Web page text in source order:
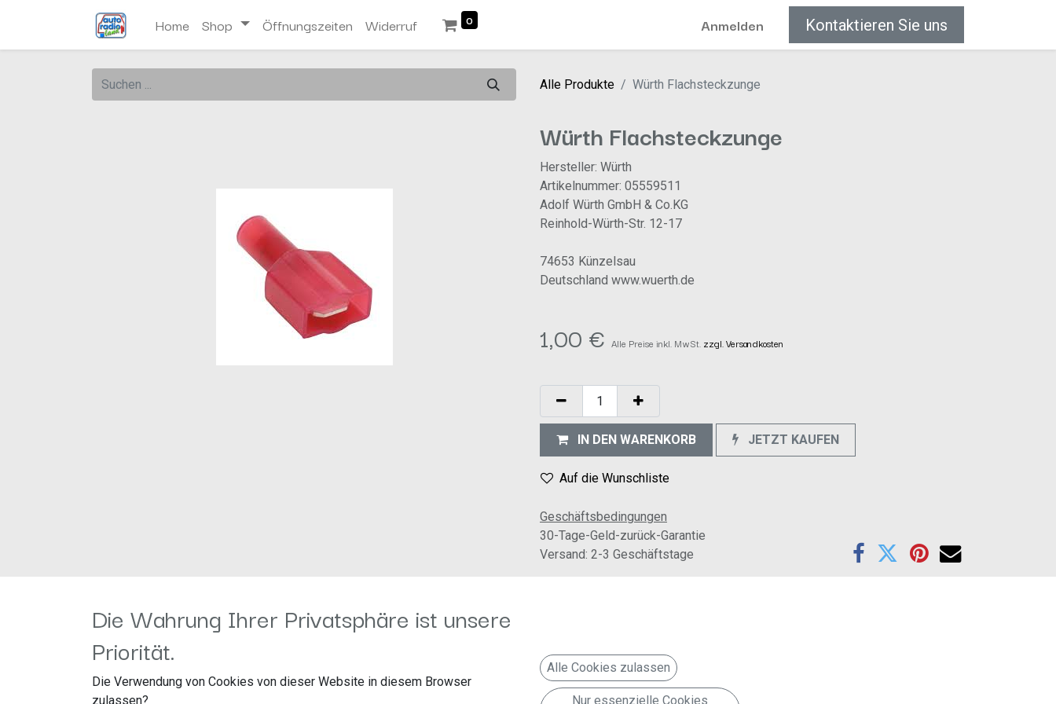
Home Shop Öffnungszeiten Widerruf 0 Anmelden Kontaktieren Sie uns
Alle Produkte Würth Flachsteckzunge
Würth Flachsteckzunge
Hersteller: Würth
Artikelnummer: 05559511
Adolf Würth GmbH & Co.KG
Reinhold-Würth-Str. 12-17
74653 Künzelsau
Deutschland www.wuerth.de
1,00 € Alle Preise inkl. MwSt. zzgl. Versandkosten
IN DEN WARENKORB JETZT KAUFEN
Auf die Wunschliste
Geschäftsbedingungen
30-Tage-Geld-zurück-Garantie
Versand: 2-3 Geschäftstage
Information Kundenservice Folgen Sie uns Kontakt aufnehmen
Die Wahrung Ihrer Privatsphäre ist unsere
Priorität.
Die Verwendung von Cookies von dieser Website in diesem Browser
zulassen?
Alle Cookies zulassen
Nur essenzielle Cookies